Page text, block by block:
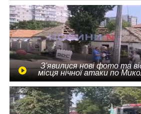
З'явилися нові фото та
місця нічної атаки по